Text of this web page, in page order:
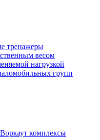
тренажеры
весом
нагрузкой
групп
Воркаут комплексы